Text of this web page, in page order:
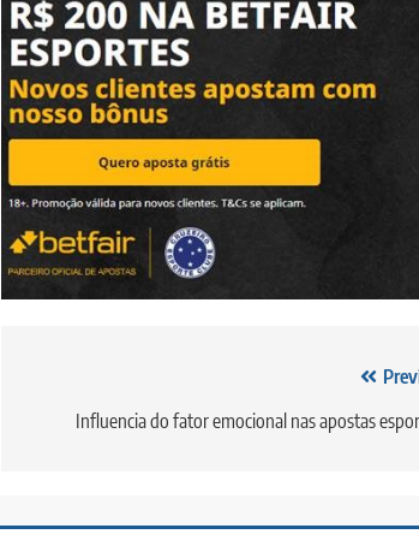
navigation
Influencia do fator emocional nas apostas